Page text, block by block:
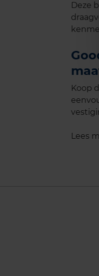
Deze
Koop
Lees